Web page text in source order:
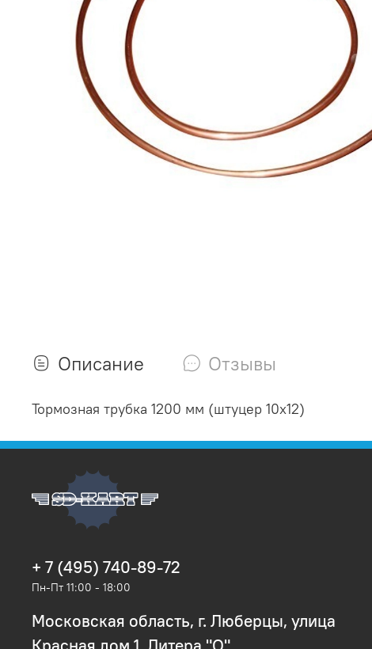
Описание Отзывы
Тормозная трубка 1200 мм (штуцер 10х12)
+ 7 (495) 740-89-72
Пн-Пт 11:00 - 18:00
Московская область, г. Люберцы, улица